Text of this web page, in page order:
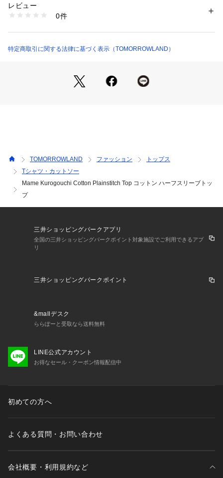
〈Mame Kurogouchi（マメ クロゴウチ）〉
伝統的な技法を取り入れ表現されるオリジナルのテキスタイル
曲線のシルエットが美しいデニムアイテム、ポリ塩化ビニール
のクリア素材を使用したアイコニックなバッグなどを展開。
2026SS商品
店舗にお問い合わせの際は、下記の商品番号をお申し付けくだ
さい。
洗濯：洗濯機、漂白不可、タンブル乾燥不可、自然乾燥、アイロン仕上げ
可、ドライ可、ウエットクリーニング可
商品番号：1095000028131 （モール）
レビュー
0件
特定商取引に関する法律に基づく表示（TOMORROWLAND）
TOMORROWLAND ファッション
トップス
Tシャツ・カットソー
Mame Kurogouchi Cotton Plainstitch Top コットン ハーフスリーブトッ
プ
三井ショッピングパークアプリ
全国の三井ショッピングパークポイント対象施設でご利用できるアプ
リ
三井ショッピングパークポイント
&mallデスク
ららぽーと受取なら送料無料
LINE公式アカウント
お得なセール・クーポン情報配信中
初めての方へ
よくある質問・お問い合わせ
会社概要・利用規約など